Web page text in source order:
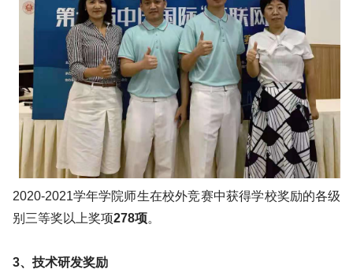
2020-2021学年学院师生在校外竞赛中获得学校奖励的各级
别三等奖以上奖项278项。
3、技术研发奖励